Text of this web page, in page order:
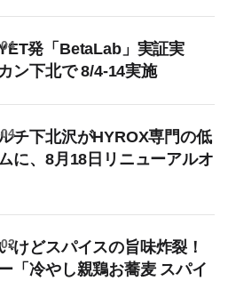
発「BetaLab」実証実
ン下北で 8/4-14実施
チ下北沢がHYROX専門の低
に、8月18日リニューアルオ
けどスパイスの旨味炸裂！
「冷やし親鶏お蕎麦 スパイ